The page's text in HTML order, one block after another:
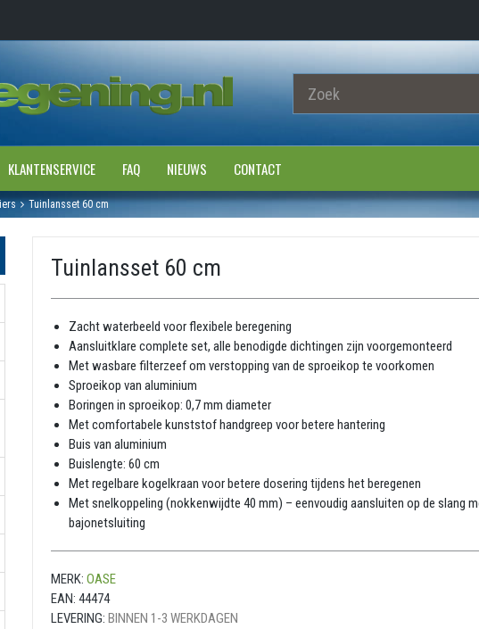
KLANTENSERVICE FAQ NIEUWS CONTACT
Tuinlansset 60 cm
Tuinlansset 60 cm
Zacht waterbeeld voor flexibele beregening
Aansluitklare complete set, alle benodigde dichtingen zijn voorgemonteerd
Met wasbare filterzeef om verstopping van de sproeikop te voorkomen
Sproeikop van aluminium
Boringen in sproeikop: 0,7 mm diameter
Met comfortabele kunststof handgreep voor betere hantering
Buis van aluminium
Buislengte: 60 cm
Met regelbare kogelkraan voor betere dosering tijdens het beregenen
Met snelkoppeling (nokkenwijdte 40 mm) – eenvoudig aansluiten op de slang
bajonetsluiting
MERK: OASE
EAN: 44474
LEVERING: BINNEN 1-3 WERKDAGEN